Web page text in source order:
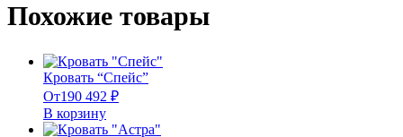
Похожие товары
Кровать “Спейс”
От190 492 ₽
В корзину